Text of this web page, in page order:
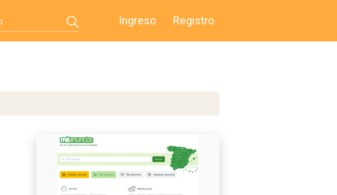
Ingreso Registro